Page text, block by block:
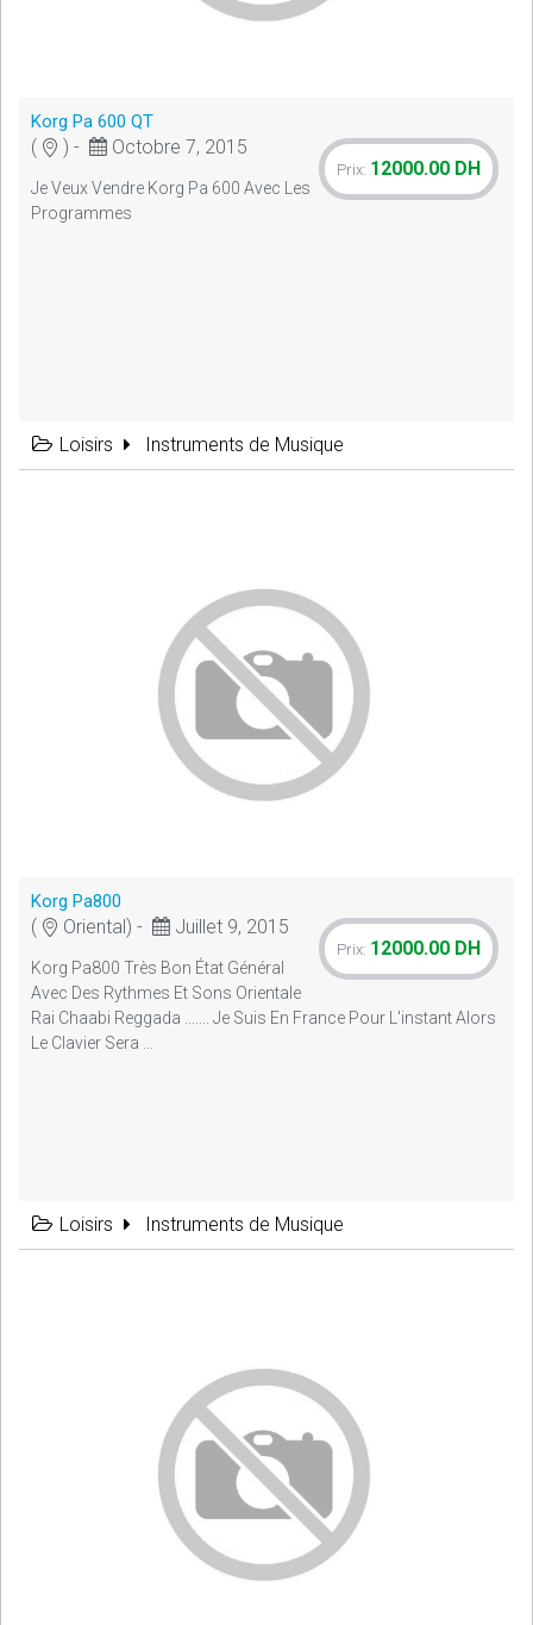
Korg Pa 600 QT
( ) - Octobre 7, 2015
Prix: 12000.00 DH
Je Veux Vendre Korg Pa 600 Avec Les
Programmes
Loisirs Instruments de Musique
Korg Pa800
( Oriental) - Juillet 9, 2015
Prix: 12000.00 DH
Korg Pa800 Très Bon État Général
Avec Des Rythmes Et Sons Orientale
Rai Chaabi Reggada ....... Je Suis En France Pour L'instant Alors
Le Clavier Sera ...
Loisirs Instruments de Musique